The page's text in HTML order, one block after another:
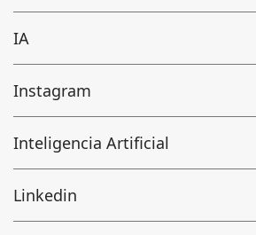
IA
Instagram
Inteligencia Artificial
Linkedin